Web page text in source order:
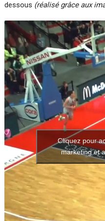
dessous (réalisé grâce aux
Cliquez pour
marketing et